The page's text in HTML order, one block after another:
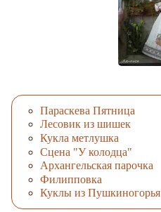
Параскева Пятница
Лесовик из шишек
Кукла метлушка
Сцена "У колодца"
Архангельская парочка
Филипповка
Куклы из Пушкиногорья